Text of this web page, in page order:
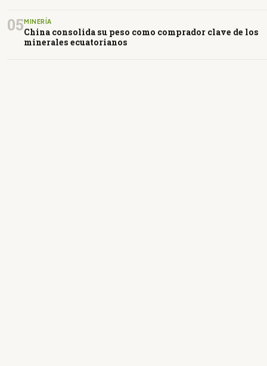
05MINERÍA
China consolida su peso como comprador clave de los
minerales ecuatorianos